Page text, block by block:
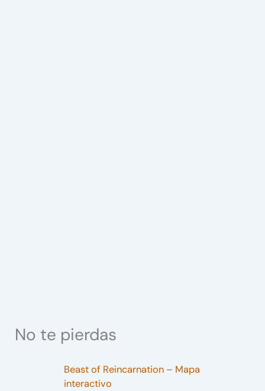
No te pierdas
Beast of Reincarnation – Mapa
interactivo